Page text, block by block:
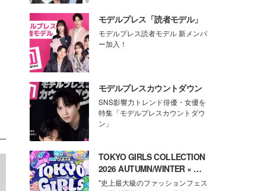
モデルプレス「読者モデル」
モデルプレス読者モデル 新メンバ
ー加入！
モデルプレスカウントダウン
SNS影響力トレンド俳優・女優を
特集「モデルプレスカウントダウ
ン」
TOKYO GIRLS COLLECTION
2026 AUTUMN/WINTER × モ
デルプレス
"史上最大級のファッションフェス